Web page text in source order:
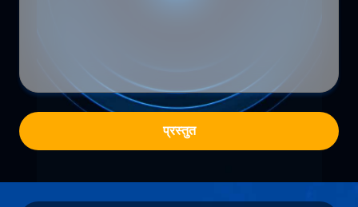
प्रस्तुत